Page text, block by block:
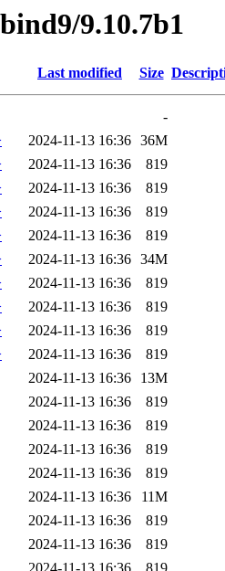
9.10.7b1
Last modified Size
-
2024-11-13 16:36 36M
2024-11-13 16:36
819
2024-11-13 16:36
819
2024-11-13 16:36
819
2024-11-13 16:36
819
2024-11-13 16:36 34M
2024-11-13 16:36
819
2024-11-13 16:36
819
2024-11-13 16:36
819
2024-11-13 16:36
819
2024-11-13 16:36
13M
2024-11-13 16:36
819
2024-11-13 16:36
819
2024-11-13 16:36
819
2024-11-13 16:36
819
2024-11-13 16:36
11M
2024-11-13 16:36
819
2024-11-13 16:36
819